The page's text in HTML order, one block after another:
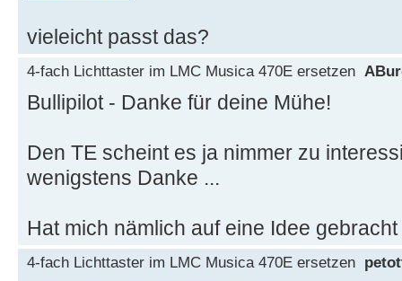
vieleicht passt das?
4-fach Lichttaster im LMC Musica 470E ersetzen
Bullipilot - Danke für deine Mühe!
Den TE scheint es ja nimmer zu
wenigstens Danke ...
Hat mich nämlich auf eine Idee gebracht
4-fach Lichttaster im LMC Musica 470E ersetzen